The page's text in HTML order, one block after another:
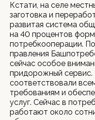
Кстати, на селе
заготовка и
развитая система
на 40 процентов
потребкооперации.
правления
сейчас особое
придорожный сервис.
соответствовали
требованиям и
услуг. Сейчас в
работают около